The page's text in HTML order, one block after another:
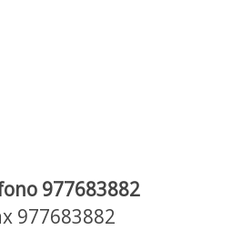
977683882
977683882